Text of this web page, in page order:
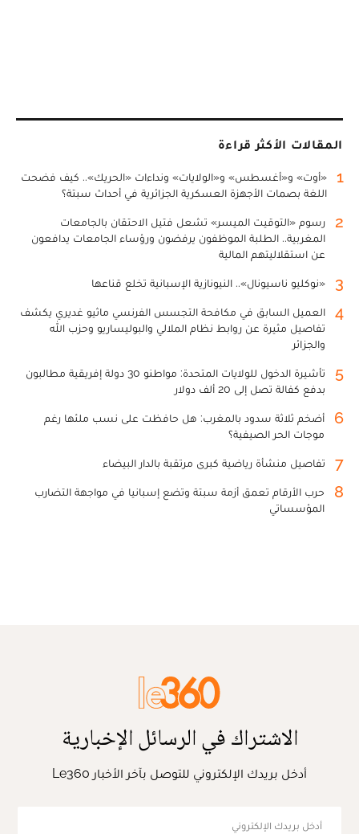
المقالات الأكثر قراءة
1
«أوت» و«أغسطس» و«الولايات» ونداءات «الحريك».. كيف فضحت
اللغة بصمات الأجهزة العسكرية الجزائرية في أحداث سبتة؟
2
رسوم «التوقيت الميسر» تشعل فتيل الاحتقان بالجامعات
المغربية.. الطلبة الموظفون يرفضون ورؤساء الجامعات يدافعون
عن استقلاليتهم المالية
3 «نوكليو ناسيونال».. النيونازية الإسبانية تخلع قناعها
4
العميل السابق في مكافحة التجسس الفرنسي ماثيو غديري يكشف
تفاصيل مثيرة عن روابط نظام الملالي والبوليساريو وحزب الله
والجزائر
5
تأشيرة الدخول للولايات المتحدة: مواطنو 30 دولة إفريقية مطالبون
بدفع كفالة تصل إلى 20 ألف دولار
6
أضخم ثلاثة سدود بالمغرب: هل حافظت على نسب ملئها رغم
موجات الحر الصيفية؟
7 تفاصيل منشأة رياضية كبرى مرتقبة بالدار البيضاء
8
حرب الأرقام تعمق أزمة سبتة وتضع إسبانيا في مواجهة التضارب
المؤسساتي
الاشتراك في الرسائل الإخبارية
أدخل بريدك الإلكتروني للتوصل بآخر الأخبار Le360